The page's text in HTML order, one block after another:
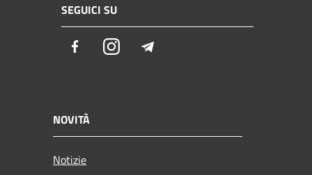
SEGUICI SU
FacebookInstagram
NOVITÀ
Notizie